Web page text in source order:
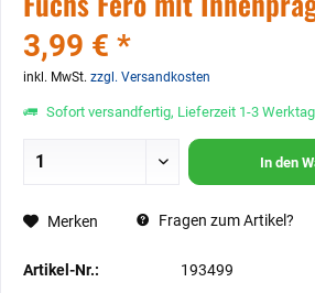
3,99 € *
inkl. MwSt. zzgl. Versandkosten
Sofort versandfertig, Lieferzeit 1-3
In den
Merken Fragen zum Artikel?
Artikel-Nr.: 193499